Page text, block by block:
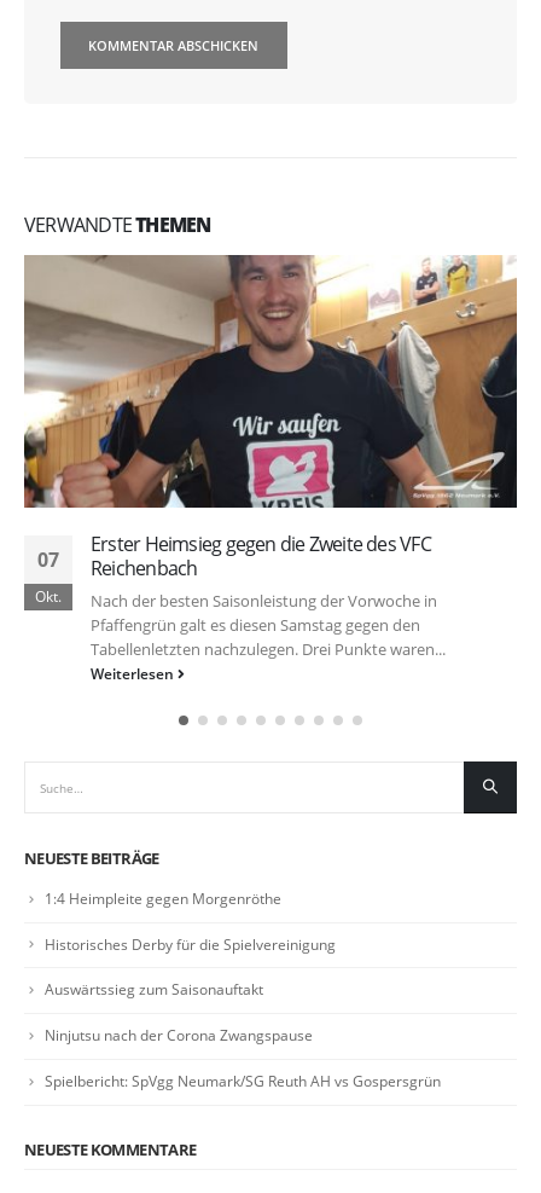
VERWANDTETHEMEN
07
Okt.
Erster Heimsieg gegen die Zweite des VFC
Reichenbach
Nach der besten Saisonleistung der Vorwoche in
Pfaffengrün galt es diesen Samstag gegen den
Tabellenletzten nachzulegen. Drei Punkte waren...
Weiterlesen
NEUESTE BEITRÄGE
1:4 Heimpleite gegen Morgenröthe
Historisches Derby für die Spielvereinigung
Auswärtssieg zum Saisonauftakt
Ninjutsu nach der Corona Zwangspause
Spielbericht: SpVgg Neumark/SG Reuth AH vs Gospersgrün
NEUESTE KOMMENTARE